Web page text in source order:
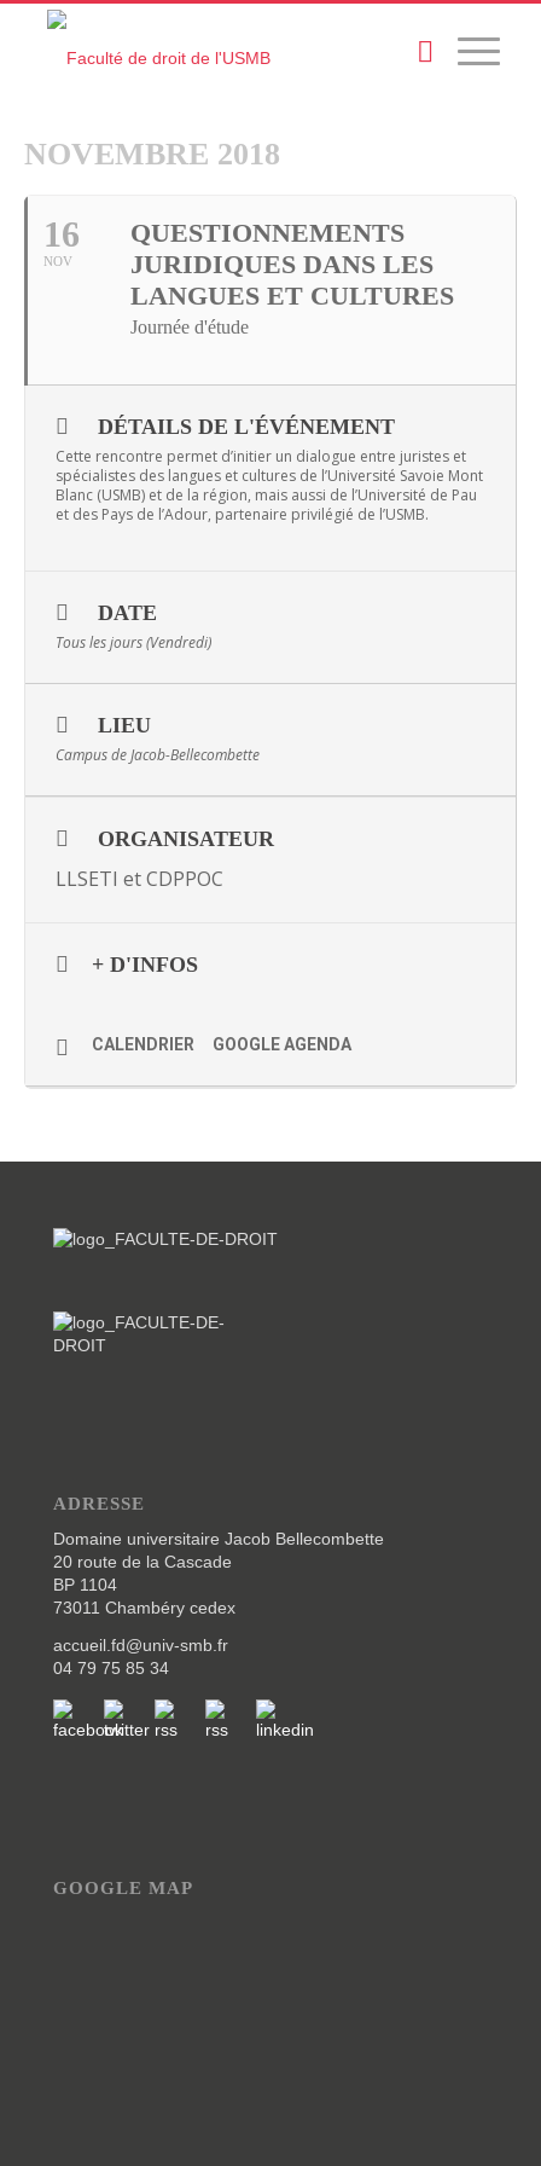
NOVEMBRE 2018
16
NOV
QUESTIONNEMENTS
JURIDIQUES DANS LES
LANGUES ET CULTURES
Journée d'étude
DÉTAILS DE L'ÉVÉNEMENT
Cette rencontre permet d’initier un dialogue entre juristes et
spécialistes des langues et cultures de l’Université Savoie Mont
Blanc (USMB) et de la région, mais aussi de l’Université de Pau
et des Pays de l’Adour, partenaire privilégié de l’USMB.
DATE
Tous les jours (Vendredi)
LIEU
Campus de Jacob-Bellecombette
ORGANISATEUR
LLSETI et CDPPOC
+ D'INFOS
CALENDRIER GOOGLE AGENDA
ADRESSE
Domaine universitaire Jacob Bellecombette
20 route de la Cascade
BP 1104
73011 Chambéry cedex
accueil.fd@univ-smb.fr
04 79 75 85 34
GOOGLE MAP